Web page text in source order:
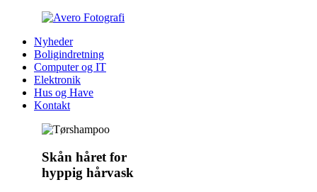
Nyheder
Boligindretning
Computer og IT
Elektronik
Hus og Have
Kontakt
Skån håret for
hyppig hårvask